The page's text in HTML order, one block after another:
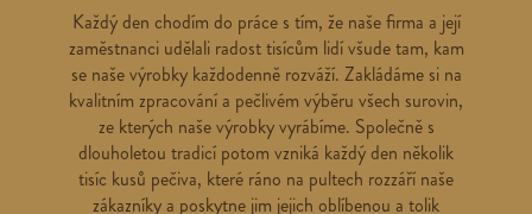
Každý den chodím do práce s tím, že naše firma a její
zaměstnanci udělali radost tisícům lidí všude tam, kam
se naše výrobky každodenně rozváží. Zakládáme si na
kvalitním zpracování a pečlivém výběru všech surovin,
ze kterých naše výrobky vyrábíme. Společně s
dlouholetou tradicí potom vzniká každý den několik
tisíc kusů pečiva, které ráno na pultech rozzáří naše
zákazníky a poskytne jim jejich oblíbenou a tolik